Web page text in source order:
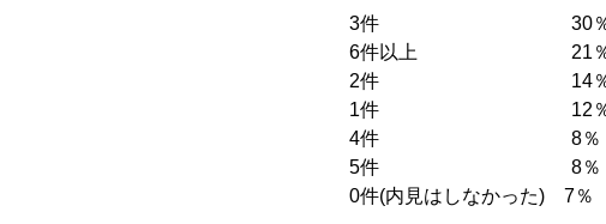
3件 30
6件以上 21
2件 14
1件 12
4件 8％
5件 8％
0件(内見はしなかった) 7％